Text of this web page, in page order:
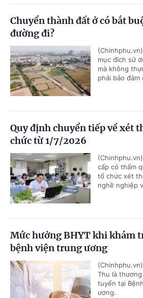
Chuyển thành đất ở có bắt
đường đi?
mục đích sử
mà không
phải bảo
Quy định chuyển tiếp về xét
chức từ 1/7/2026
cấp có thẩm
tổ chức xét
nghề nghiệp
Mức hưởng BHYT khi khám
bệnh viện trung ương
Thu là
tuyến tại
ương.